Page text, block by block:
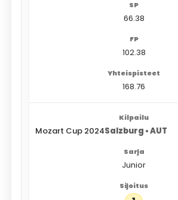
66.38
102.38
168.76
Mozart Cup 2024Salzburg • AUT
Junior